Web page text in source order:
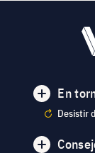
En
Desistir